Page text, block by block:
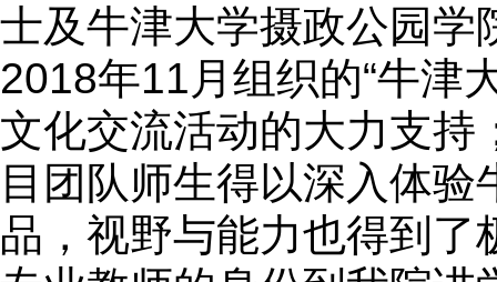
士及牛津大学摄政公园学
2018年11 月组织的“牛津
文化交流活动的大力支持
目团队师生得以深入体
品，视野与能力也得到